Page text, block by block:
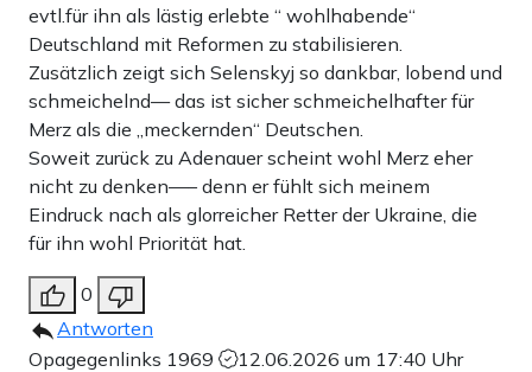
evtl.für ihn als lästig erlebte “ wohlhabende“
Deutschland mit Reformen zu stabilisieren.
Zusätzlich zeigt sich Selenskyj so dankbar, lobend und
schmeichelnd— das ist sicher schmeichelhafter für
Merz als die „meckernden“ Deutschen.
Soweit zurück zu Adenauer scheint wohl Merz eher
nicht zu denken—– denn er fühlt sich meinem
Eindruck nach als glorreicher Retter der Ukraine, die
für ihn wohl Priorität hat.
0
Antworten
Opagegenlinks 1969
12.06.2026 um 17:40 Uhr